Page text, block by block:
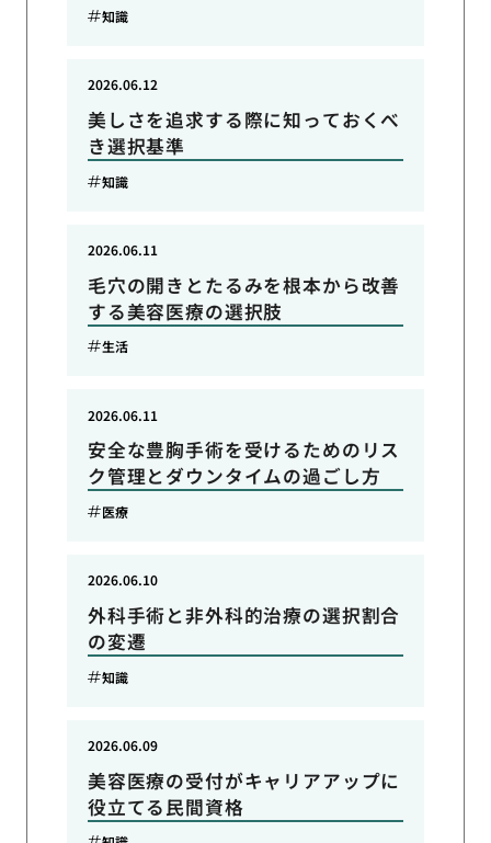
知識
美しさを追求する際に知っておくべ
き選択基準
2026.06.12
知識
毛穴の開きとたるみを根本から改善
する美容医療の選択肢
2026.06.11
生活
安全な豊胸手術を受けるためのリス
ク管理とダウンタイムの過ごし方
2026.06.11
医療
外科手術と非外科的治療の選択割合
の変遷
2026.06.10
知識
美容医療の受付がキャリアアップに
役立てる民間資格
2026.06.09